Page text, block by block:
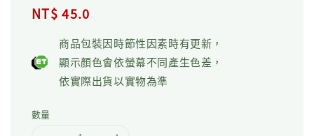
Regular
NT$ 45.0
商品包裝因時節性因素時有更新，
顯示顏色會依螢幕不同產生色差，
依實際出貨以實物為準
數量